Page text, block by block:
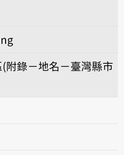
附錄－地名－臺灣縣市